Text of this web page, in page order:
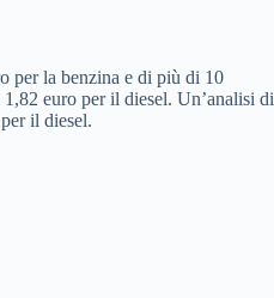
per la benzina e di più di 10
euro per il diesel. Un’analisi di
il diesel.